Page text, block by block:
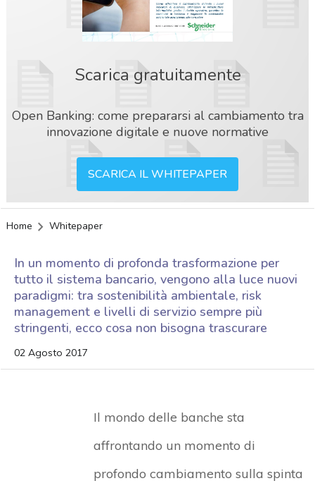
Scarica gratuitamente
Open Banking: come prepararsi al cambiamento tra
innovazione digitale e nuove normative
SCARICA IL WHITEPAPER
Home Whitepaper
In un momento di profonda trasformazione per
tutto il sistema bancario, vengono alla luce nuovi
paradigmi: tra sostenibilità ambientale, risk
management e livelli di servizio sempre più
stringenti, ecco cosa non bisogna trascurare
02 Agosto 2017
Il mondo delle banche sta
affrontando un momento di
profondo cambiamento sulla spinta